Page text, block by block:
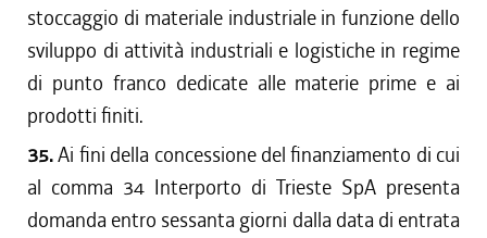
stoccaggio di materiale industriale in funzione dello
sviluppo di attività industriali e logistiche in regime
di punto franco dedicate alle materie prime e ai
prodotti finiti.
35.Ai fini della concessione del finanziamento di cui
al comma 34 Interporto di Trieste SpA presenta
domanda entro sessanta giorni dalla data di entrata